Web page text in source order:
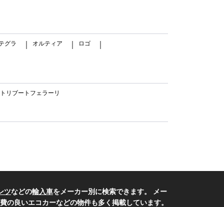
グラ オルティア ロゴ
リブートフェラーリ
ツなどの輸入車をメーカー別に検索できます。 メー
の良いエコカーなどの物件も多く掲載しています。